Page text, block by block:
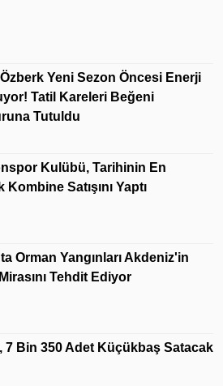
Yeni Sezon Öncesi Enerji
Tatil Kareleri Beğeni
Tutuldu
Kulübü, Tarihinin En
Kombine Satışını Yaptı
Orman Yangınları Akdeniz'in
Tehdit Ediyor
7 Bin 350 Adet Küçükbaş Satacak